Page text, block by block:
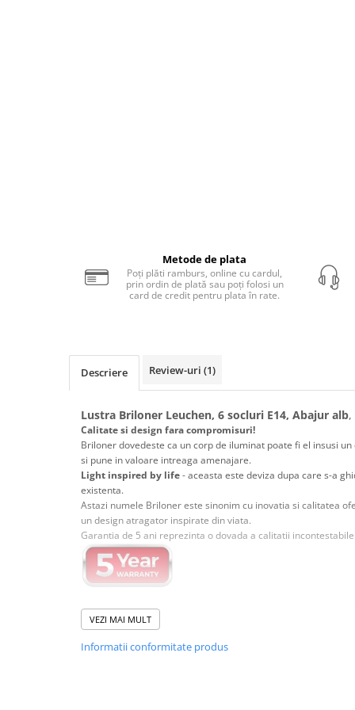
Iluminat stradal
Sisteme Iluminat pe Sina
Metode de plata
Poți plăti ramburs, online cu cardul,
prin ordin de plată sau poți folosi un
card de credit pentru plata în rate.
Descriere Review-uri (1)
Lustra Briloner Leuchen, 6 socluri E14, Abajur alb,
Calitate si design fara compromisuri!
Briloner dovedeste ca un corp de iluminat poate fi el insusi
si pune in valoare intreaga amenajare.
Light inspired by life- aceasta este deviza dupa care s-a
existenta.
Astazi numele Briloner este sinonim cu inovatia si calitatea
un design atragator inspirate din viata.
Garantia de 5 ani reprezinta o dovada a calitatii
alegere ideala fie ca vorbim de iluminat rezidential, spatii de
Materialele folosite sunt atent alese inca din faza de
si o durata de viata indelungata.
VEZI MAI MULT
Informatii conformitate produs